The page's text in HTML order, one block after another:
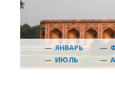
—ЯНВАРЬ —
— ИЮЛЬ —